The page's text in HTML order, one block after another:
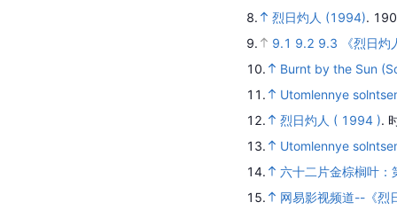
8.
烈日灼人 (1994).
9.
9.1 9.2 9.3
《烈日
10.
Burnt by the Sun
11.
Utomlennye
12.
烈日灼人 ( 1994 ).
13.
Utomlennye
14.
六十二片金棕榈叶
15.
网易影视频道--《烈